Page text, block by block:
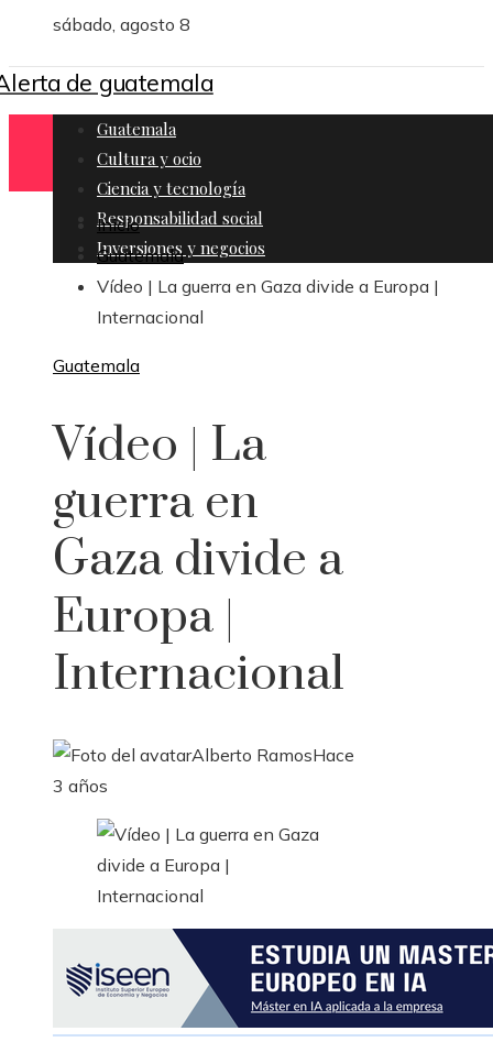
sábado, agosto 8
Guatemala
Cultura y ocio
Ciencia y tecnología
Responsabilidad social
Inversiones y negocios
Inicio
Guatemala
Vídeo | La guerra en Gaza divide a Europa |
Internacional
Guatemala
Vídeo | La
guerra en
Gaza divide a
Europa |
Internacional
Alberto RamosHace
3 años